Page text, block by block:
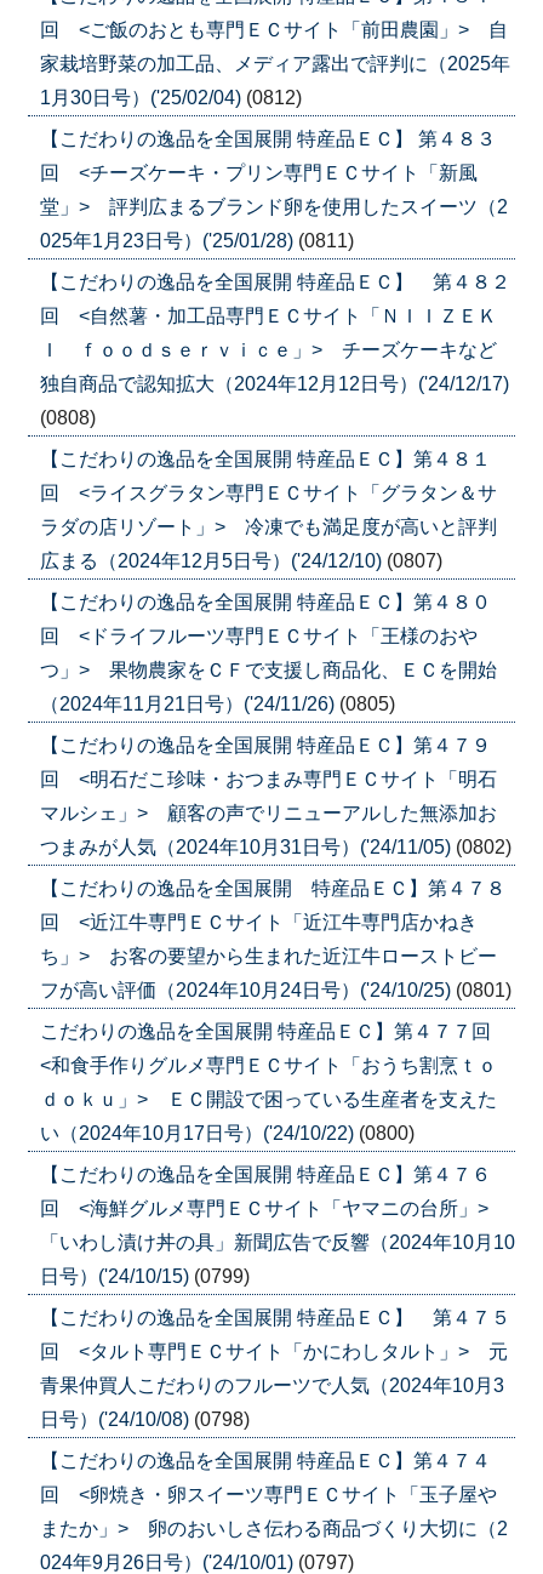
回 <ご飯のおとも専門ＥＣサイト「前田農園」> 自
家栽培野菜の加工品、メディア露出で評判に（2025年
1月30日号）('25/02/04) (0812)
【こだわりの逸品を全国展開 特産品ＥＣ】 第４８３
回 <チーズケーキ・プリン専門ＥＣサイト「新風
堂」> 評判広まるブランド卵を使用したスイーツ（2
025年1月23日号）('25/01/28) (0811)
【こだわりの逸品を全国展開 特産品ＥＣ】 第４８２
回 <自然薯・加工品専門ＥＣサイト「ＮＩＩＺＥＫ
Ｉ ｆｏｏｄｓｅｒｖｉｃｅ」> チーズケーキなど
独自商品で認知拡大（2024年12月12日号）('24/12/17)
(0808)
【こだわりの逸品を全国展開 特産品ＥＣ】第４８１
回 <ライスグラタン専門ＥＣサイト「グラタン＆サ
ラダの店リゾート」> 冷凍でも満足度が高いと評判
広まる（2024年12月5日号）('24/12/10) (0807)
【こだわりの逸品を全国展開 特産品ＥＣ】第４８０
回 <ドライフルーツ専門ＥＣサイト「王様のおや
つ」> 果物農家をＣＦで支援し商品化、ＥＣを開始
（2024年11月21日号）('24/11/26) (0805)
【こだわりの逸品を全国展開 特産品ＥＣ】第４７９
回 <明石だこ珍味・おつまみ専門ＥＣサイト「明石
マルシェ」> 顧客の声でリニューアルした無添加お
つまみが人気（2024年10月31日号）('24/11/05) (0802)
【こだわりの逸品を全国展開 特産品ＥＣ】第４７８
回 <近江牛専門ＥＣサイト「近江牛専門店かねき
ち」> お客の要望から生まれた近江牛ローストビー
フが高い評価（2024年10月24日号）('24/10/25) (0801)
こだわりの逸品を全国展開 特産品ＥＣ】第４７７回
<和食手作りグルメ専門ＥＣサイト「おうち割烹ｔｏ
ｄｏｋｕ」> ＥＣ開設で困っている生産者を支えた
い（2024年10月17日号）('24/10/22) (0800)
【こだわりの逸品を全国展開 特産品ＥＣ】第４７６
回 <海鮮グルメ専門ＥＣサイト「ヤマニの台所」>
「いわし漬け丼の具」新聞広告で反響（2024年10月10
日号）('24/10/15) (0799)
【こだわりの逸品を全国展開 特産品ＥＣ】 第４７５
回 <タルト専門ＥＣサイト「かにわしタルト」> 元
青果仲買人こだわりのフルーツで人気（2024年10月3
日号）('24/10/08) (0798)
【こだわりの逸品を全国展開 特産品ＥＣ】第４７４
回 <卵焼き・卵スイーツ専門ＥＣサイト「玉子屋や
またか」> 卵のおいしさ伝わる商品づくり大切に（2
024年9月26日号）('24/10/01) (0797)